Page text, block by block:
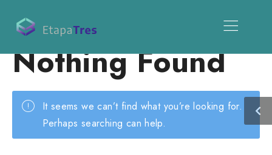
Nothing Found
It seems we can’t find what you’re looking for.
Perhaps searching can help.